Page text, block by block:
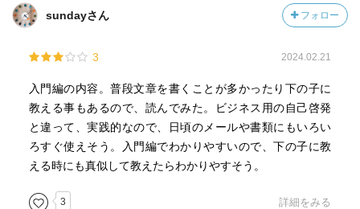
sundayさん フォロー
3 2024.02.21
入門編の内容。普段文章を書くことが多かったり下の子に
教える事もあるので、読んでみた。ビジネス用の自己啓発
と違って、実践的なので、日頃のメールや書類にもいろい
ろすぐ使えそう。入門編でわかりやすいので、下の子に教
える時にも真似して教えたらわかりやすそう。
3 詳細をみる